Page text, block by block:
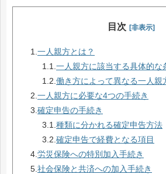
目次 [非表示]
1. 一人親方とは？
1.1. 一人親方に該当する具体的な
1.2. 働き方によって異なる一人親
2. 一人親方に必要な4つの手続き
3. 確定申告の手続き
3.1. 種類に分かれる確定申告方法
3.2. 確定申告で経費となる項目
4. 労災保険への特別加入手続き
5. 社会保険と共済への加入手続き